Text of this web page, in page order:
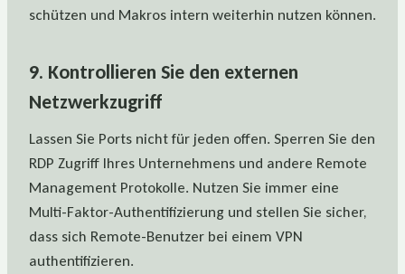
schützen und Makros intern weiterhin nutzen können.
9. Kontrollieren Sie den externen
Netzwerkzugriff
Lassen Sie Ports nicht für jeden offen. Sperren Sie den
RDP Zugriff Ihres Unternehmens und andere Remote
Management Protokolle. Nutzen Sie immer eine
Multi-Faktor-Authentifizierung und stellen Sie sicher,
dass sich Remote-Benutzer bei einem VPN
authentifizieren.